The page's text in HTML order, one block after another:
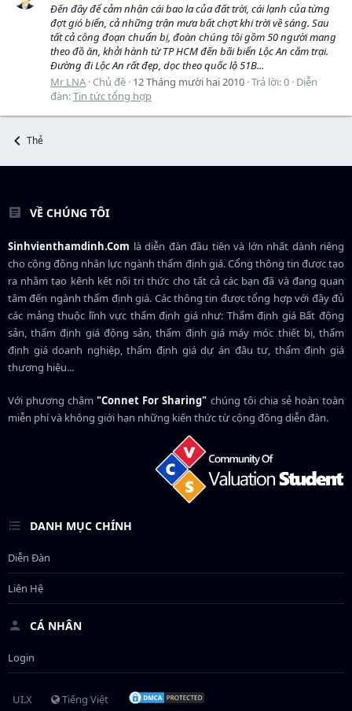
Đến đây để cảm nhận cái bao la của đất trời, cái lạnh của từng
đợt gió biển, cả những trận mưa bất chợt khi trời về sáng. Sau
tất cả công đoạn chuẩn bị, đoàn chúng tôi gồm 50 người mang
theo đồ ăn, khởi hành từ TP HCM đến bãi biển Lộc An cắm trại.
Đường đi Lộc An rất đẹp, dọc theo quốc lộ 51B...
Mr LNA Chủ đề 12 Tháng mười hai 2010 Trả lời: 0 Diễn
đàn:Tin tức tổng hợp
Thẻ
VỀ CHÚNG TÔI
Sinhvienthamdinh.Com là diễn đàn đầu tiên và lớn nhất dành riêng
cho cộng đồng nhân lực ngànhthẩm định giá. Cổng thông tin được tạo
ra nhằm tạo kênh kết nối tri thức cho tất cả các bạn đã và đang quan
tâm đến ngành thẩm định giá. Các thông tin được tổng hợp với đầy đủ
các mảng thuộc lĩnh vực thẩm định giá như: Thẩm định giá Bất động
sản, thẩm định giá động sản, thẩm định giá máy móc thiết bị, thẩm
định giá doanh nghiệp, thẩm định giá dự án đầu tư, thẩm định giá
thương hiệu...
Với phương châm"Connet For Sharing" chúng tôi chia sẻ hoàn toàn
miễn phí và không giới hạn những kiến thức từ cộng đồng diễn đàn.
DANH MỤC CHÍNH
Diễn Đàn
Liên Hệ
CÁ NHÂN
Login
UI.X Tiếng Việt